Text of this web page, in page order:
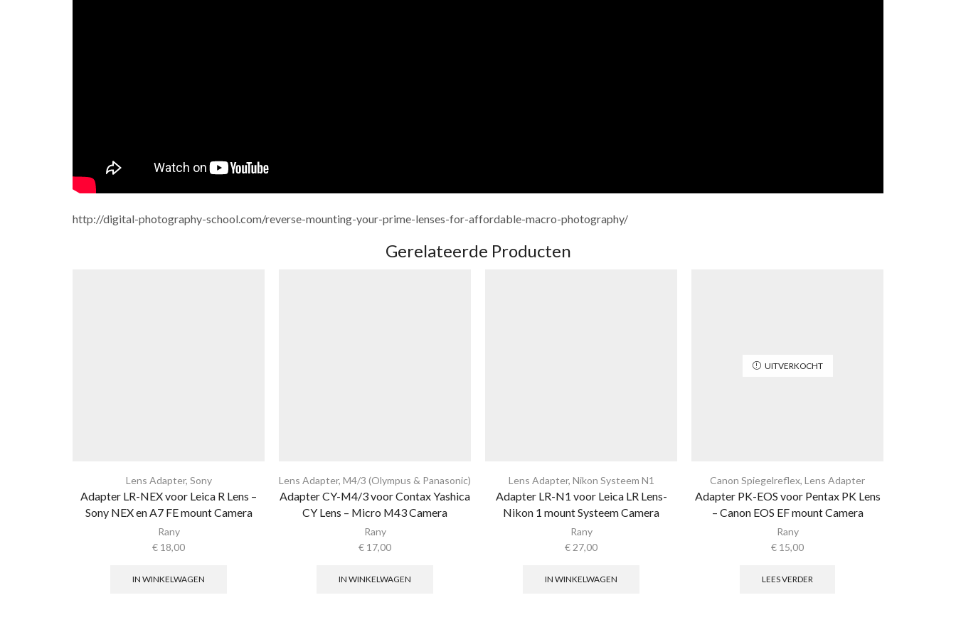
http://digital-photography-school.com/reverse-mounting-your-prime-lenses-for-affordable-macro-photography/
Gerelateerde Producten
Lens Adapter, Sony
Adapter LR-NEX voor Leica R Lens –
Sony NEX en A7 FE mount Camera
Rany
€ 18,00
IN WINKELWAGEN
Lens Adapter, M4/3 (Olympus & Panasonic)
Adapter CY-M4/3 voor Contax Yashica
CY Lens – Micro M43 Camera
Rany
€ 17,00
IN WINKELWAGEN
Lens Adapter, Nikon Systeem N1
Adapter LR-N1 voor Leica LR Lens-
Nikon 1 mount Systeem Camera
Rany
€ 27,00
IN WINKELWAGEN
UITVERKOCHT
Canon Spiegelreflex, Lens Adapter
Adapter PK-EOS voor Pentax PK Lens
– Canon EOS EF mount Camera
Rany
€ 15,00
LEES VERDER